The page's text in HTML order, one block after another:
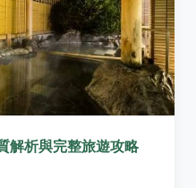
解析與完整旅遊攻略